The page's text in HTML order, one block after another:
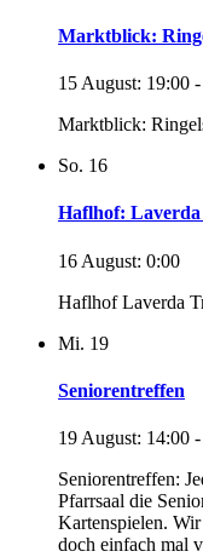
Marktblick:
15 August: 19:00 -
Marktblick:
So. 16
Haflhof:
16 August: 0:00
Haflhof Laverda
Mi. 19
Seniorentreffen
19 August: 14:00 -
Seniorentreffen:
Pfarrsaal die
Kartenspielen.
doch einfach